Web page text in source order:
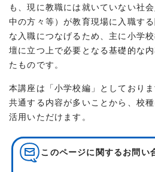
も、現に教職には就いていない社
中の方々等）が教育現場に入職す
な入職につなげるため、主に小学
壇に立つ上で必要となる基礎的な
たものです。
本講座は「小学校編」としており
共通する内容が多いことから、校
活用いただけます。
このページに関する お問い